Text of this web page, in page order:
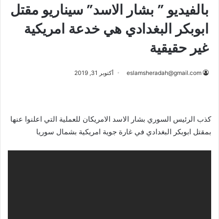
بالفيديو ” بشار الاسد” سيناريو مقتل
ابوبكر البغدادي هي خدعة امريكية
غير حقيقية
eslamsheradah@gmail.com أكتوبر 31, 2019
كذب الرئيس السوري بشار الاسد الامريكان للعملية التي اعلنوا عنها
بمقتل ابوبكر البغدادي في غارة جوية امريكية بشمال سوريا